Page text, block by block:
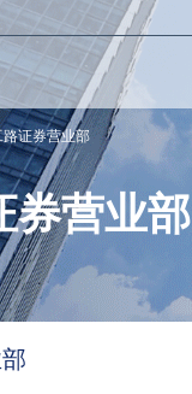
路证券营业部
券营业部